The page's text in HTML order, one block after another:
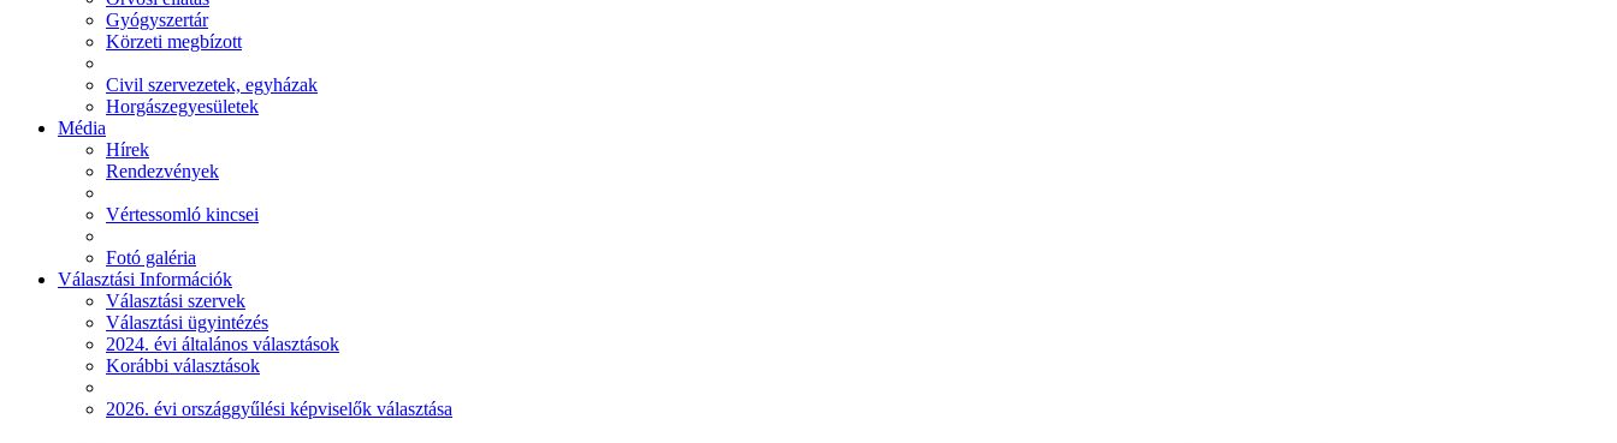
Gyógyszertár
Körzeti megbízott
Civil szervezetek, egyházak
Horgászegyesületek
Média
Hírek
Rendezvények
Vértessomló kincsei
Fotó galéria
Választási Információk
Választási szervek
Választási ügyintézés
2024. évi általános választások
Korábbi választások
2026. évi országgyűlési képviselők választása